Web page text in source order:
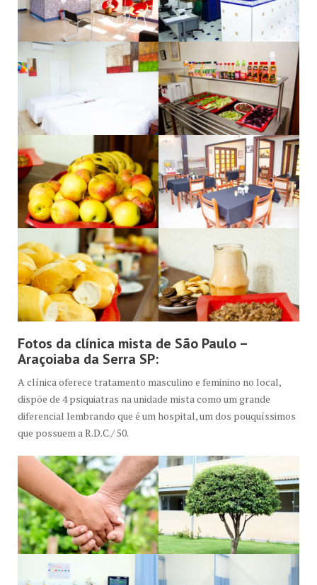
Fotos da clínica mista de São Paulo –
Araçoiaba da Serra SP:
A clínica oferece tratamento masculino e feminino no local,
dispõe de 4 psiquiatras na unidade mista como um grande
diferencial lembrando que é um hospital, um dos pouquíssimos
que possuem a R.D.C./ 50.